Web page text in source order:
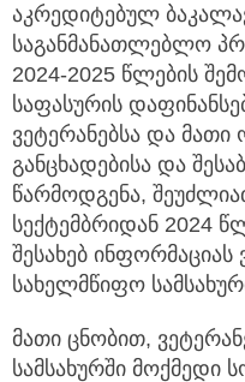
აკრედიტებულ
საგანმანათლებლო
2024-2025 წლების
საფასურის
ვეტერანებსა და მათი
განცხადებისა და
წარმოდგენა,
სექტემბრიდან 2024
შესახებ ინფორმაციას
სახელმწიფო
მათი ცნობით,
სამსახურში მოქმედი